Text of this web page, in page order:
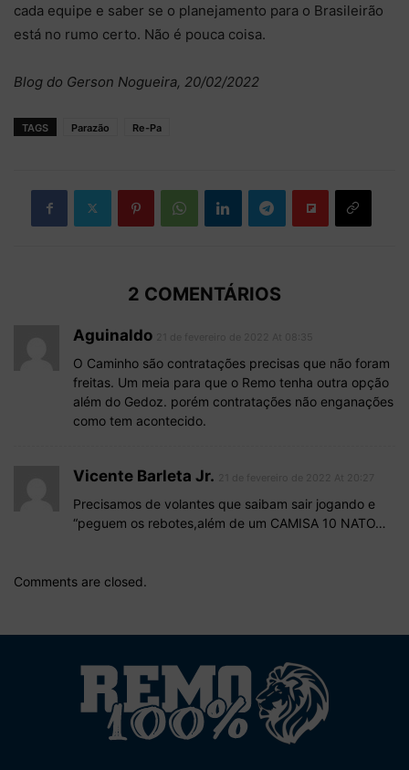
cada equipe e saber se o planejamento para o Brasileirão
está no rumo certo. Não é pouca coisa.
Blog do Gerson Nogueira, 20/02/2022
TAGS Parazão Re-Pa
2 COMENTÁRIOS
Aguinaldo
O Caminho são contratações precisas que não foram
freitas. Um meia para que o Remo tenha outra opção
além do Gedoz. porém contratações não enganações
como tem acontecido.
Vicente Barleta Jr.
Precisamos de volantes que saibam sair jogando e
“peguem os rebotes,além de um CAMISA 10 NATO…
Comments are closed.